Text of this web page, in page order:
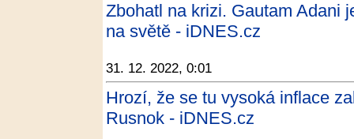
Zbohatl na krizi. Gautam Adani
na světě - iDNES.cz
31. 12. 2022, 0:01
Hrozí, že se tu vysoká inflace
Rusnok - iDNES.cz